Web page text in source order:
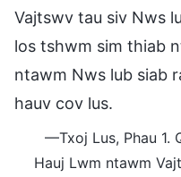
Vajtswv tau siv Nws
los tshwm sim thiab
ntawm Nws lub siab
hauv cov lus.
—Txoj Lus, Phau 1.
Hauj Lwm ntawm